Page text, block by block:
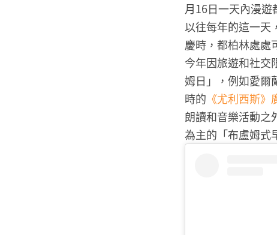
月16日一天內漫
以往每年的這一天
慶時，都柏林處處
今年因旅遊和社交
姆日」，例如愛爾
時的 《尤利西斯》
朗讀和音樂活動之
為主的「布盧姆式